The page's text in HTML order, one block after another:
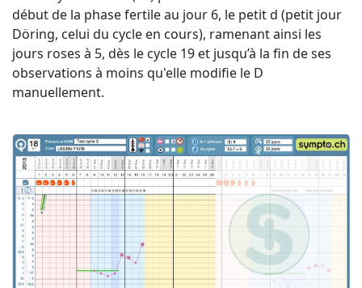
début de la phase fertile au jour 6, le petit d (petit jour
Döring, celui du cycle en cours), ramenant ainsi les
jours roses à 5, dès le cycle 19 et jusqu’à la fin de ses
observations à moins qu'elle modifie le D
manuellement.